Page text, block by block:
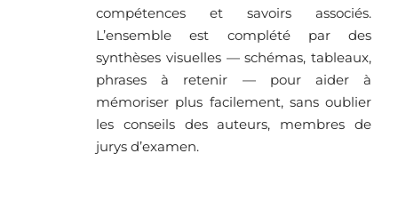
compétences et savoirs associés.
L’ensemble est complété par des
synthèses visuelles — schémas, tableaux,
phrases à retenir — pour aider à
mémoriser plus facilement, sans oublier
les conseils des auteurs, membres de
jurys d’examen.